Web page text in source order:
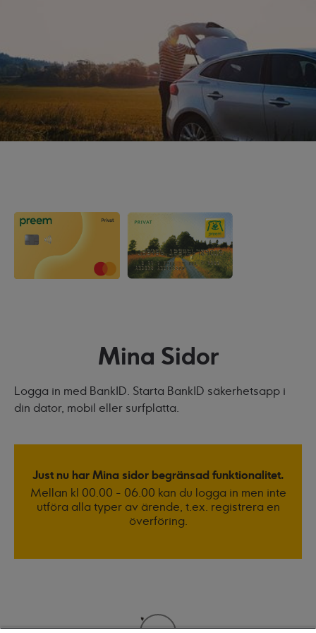
Mina Sidor
Logga in med BankID. Starta BankID säkerhetsapp i
din dator, mobil eller surfplatta.
Just nu har Mina sidor begränsad funktionalitet.
Mellan kl 00.00 - 06.00 kan du logga in men inte
utföra alla typer av ärende, t.ex. registrera en
överföring.